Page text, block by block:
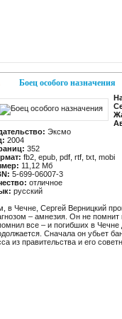
Боец особого назначения
Эксмо
2004
352
fb2, epub, pdf, rtf, txt, mobi
11,12 Мб
5-699-06007-3
отличное
русский
в Чечне, Сергей Верницкий
– амнезия. Он не помнит
все – и погибших в Чечне
Сначала он убьет
из правительства и его